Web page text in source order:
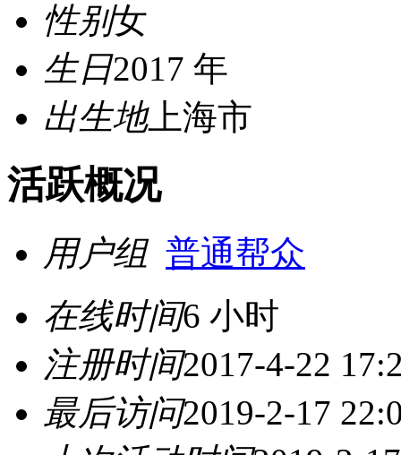
性别女
生日2017 年
出生地上海市
活跃概况
用户组 普通帮众
在线时间6 小时
注册时间2017-4-22
最后访问2019-2-17